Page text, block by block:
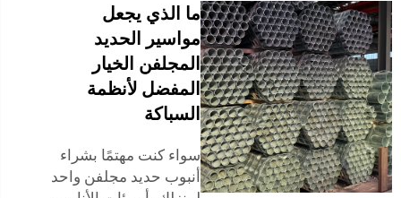
ما الذي يجعل
مواسير الحديد
المجلفن الخيار
المفضل لأنظمة
السباكة
سواء كنت مهتمًا بشراء
أنبوب حديد مجلفن واحد